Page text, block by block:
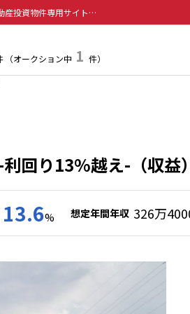
鹿沼市 一棟アパート -利回り13%越え-｜栃木県｜収益物件・不動産投資物件専用サイトのアセットバンク
（オークション中 1 件）
り13%越え-（収益）
13.6% 想定年間年収 326万